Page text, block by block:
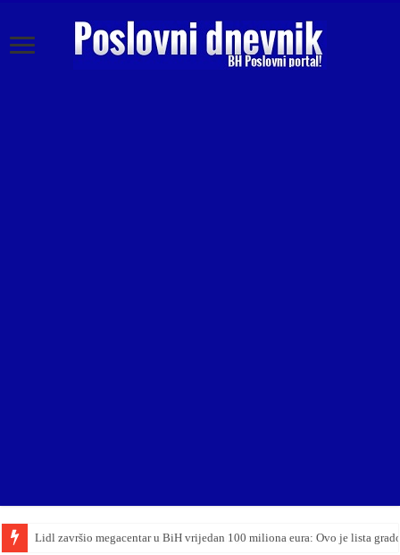
Lidl završio megacentar u BiH vrijedan 100 miliona eura: Ovo je lista